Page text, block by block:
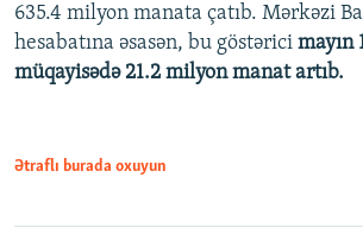
635.4 milyon manata çatıb. Mərkəzi
hesabatına əsasən, bu göstərici mayın
müqayisədə 21.2 milyon manat artıb.
Ətraflı burada oxuyun